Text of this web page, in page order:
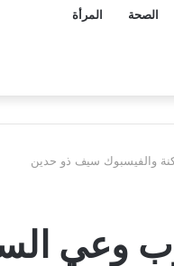
الصحة المرأة
والفيسبوك سيف ذو حدين
وعي